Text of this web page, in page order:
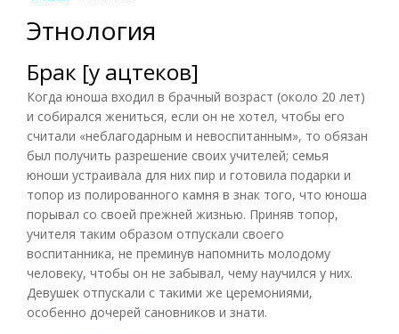
Этнология
Брак [у ацтеков]
Когда юноша входил в брачный возраст (около 20 лет)
и собирался жениться, если он не хотел, чтобы его
считали «неблагодарным и невоспитанным», то обязан
был получить разрешение своих учителей; семья
юноши устраивала для них пир и готовила подарки и
топор из полированного камня в знак того, что юноша
порывал со своей прежней жизнью. Приняв топор,
учителя таким образом отпускали своего
воспитанника, не преминув напомнить молодому
человеку, чтобы он не забывал, чему научился у них.
Девушек отпускали с такими же церемониями,
особенно дочерей сановников и знати.